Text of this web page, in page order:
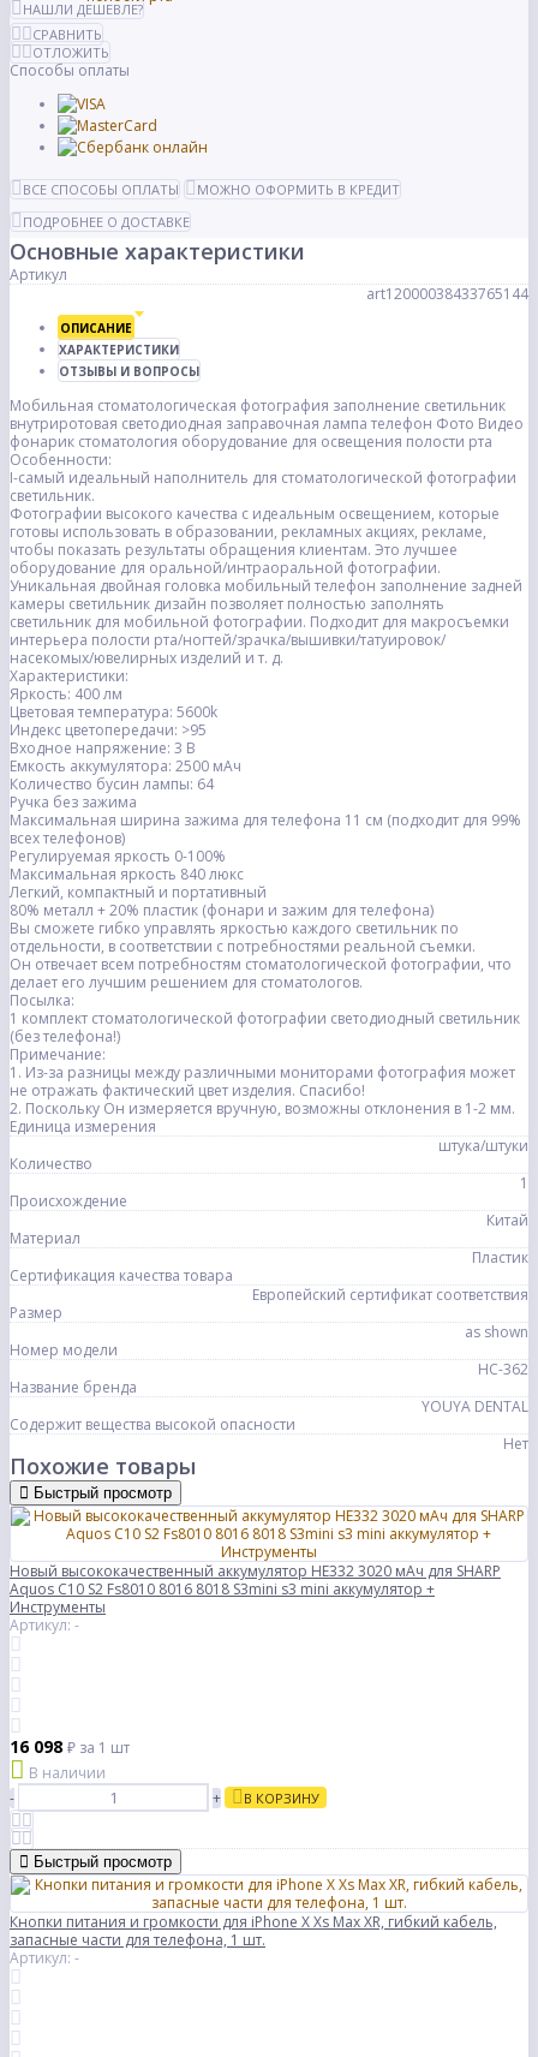
НАШЛИ ДЕШЕВЛЕ?
СРАВНИТЬ
ОТЛОЖИТЬ
Способы оплаты
ВСЕ СПОСОБЫ ОПЛАТЫ
МОЖНО ОФОРМИТЬ В КРЕДИТ
ПОДРОБНЕЕ О ДОСТАВКЕ
Основные характеристики
Артикул
art12000038433765144
ОПИСАНИЕ
ХАРАКТЕРИСТИКИ
ОТЗЫВЫ И ВОПРОСЫ
Мобильная стоматологическая фотография заполнение светильник
внутриротовая светодиодная заправочная лампа телефон Фото Видео
фонарик стоматология оборудование для освещения полости рта
Особенности:
I-самый идеальный наполнитель для стоматологической фотографии
светильник.
Фотографии высокого качества с идеальным освещением, которые
готовы использовать в образовании, рекламных акциях, рекламе,
чтобы показать результаты обращения клиентам. Это лучшее
оборудование для оральной/интраоральной фотографии.
Уникальная двойная головка мобильный телефон заполнение задней
камеры светильник дизайн позволяет полностью заполнять
светильник для мобильной фотографии. Подходит для макросъемки
интерьера полости рта/ногтей/зрачка/вышивки/татуировок/
насекомых/ювелирных изделий и т. д.
Характеристики:
Яркость: 400 лм
Цветовая температура: 5600k
Индекс цветопередачи: >95
Входное напряжение: 3 В
Емкость аккумулятора: 2500 мАч
Количество бусин лампы: 64
Ручка без зажима
Максимальная ширина зажима для телефона 11 см (подходит для 99%
всех телефонов)
Регулируемая яркость 0-100%
Максимальная яркость 840 люкс
Легкий, компактный и портативный
80% металл + 20% пластик (фонари и зажим для телефона)
Вы сможете гибко управлять яркостью каждого светильник по
отдельности, в соответствии с потребностями реальной съемки.
Он отвечает всем потребностям стоматологической фотографии, что
делает его лучшим решением для стоматологов.
Посылка:
1 комплект стоматологической фотографии светодиодный светильник
(без телефона!)
Примечание:
1. Из-за разницы между различными мониторами фотография может
не отражать фактический цвет изделия. Спасибо!
2. Поскольку Он измеряется вручную, возможны отклонения в 1-2 мм.
Единица измерения
штука/штуки
Количество
1
Происхождение
Китай
Материал
Пластик
Сертификация качества товара
Европейский сертификат соответствия
Размер
as shown
Номер модели
HC-362
Название бренда
YOUYA DENTAL
Содержит вещества высокой опасности
Нет
Похожие товары
Быстрый просмотр
Новый высококачественный аккумулятор HE332 3020 мАч для SHARP
Aquos C10 S2 Fs8010 8016 8018 S3mini s3 mini аккумулятор +
Инструменты
Артикул: -
16 098 ₽ за 1 шт
В наличии
-
+ В КОРЗИНУ
Быстрый просмотр
Кнопки питания и громкости для iPhone X Xs Max XR, гибкий кабель,
запасные части для телефона, 1 шт.
Артикул: -